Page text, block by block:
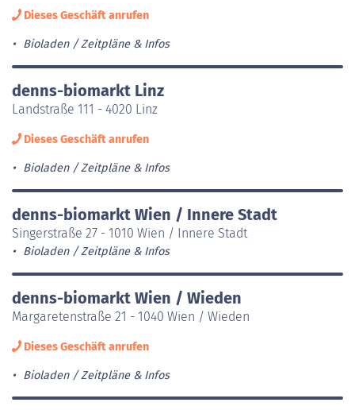
Dieses Geschäft anrufen
Bioladen Zeitpläne & Infos
denns-biomarkt Linz
Landstraße 111 - 4020 Linz
Dieses Geschäft anrufen
Bioladen Zeitpläne & Infos
denns-biomarkt Wien / Innere Stadt
Singerstraße 27 - 1010 Wien / Innere Stadt
Bioladen Zeitpläne & Infos
denns-biomarkt Wien / Wieden
Margaretenstraße 21 - 1040 Wien / Wieden
Dieses Geschäft anrufen
Bioladen Zeitpläne & Infos